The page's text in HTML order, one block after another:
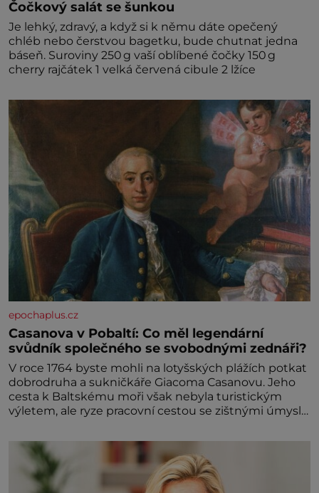
Čočkový salát se šunkou
Je lehký, zdravý, a když si k němu dáte opečený
chléb nebo čerstvou bagetku, bude chutnat jedna
báseň. Suroviny 250 g vaší oblíbené čočky 150 g
cherry rajčátek 1 velká červená cibule 2 lžíce
epochaplus.cz
Casanova v Pobaltí: Co měl legendární
svůdník společného se svobodnými zednáři?
V roce 1764 byste mohli na lotyšských plážích potkat
dobrodruha a sukničkáře Giacoma Casanovu. Jeho
cesta k Baltskému moři však nebyla turistickým
výletem, ale ryze pracovní cestou se zištnými úmysly.
procházel uličkami lotyšské Rigy? Casanova v Pobaltí
kontaktoval tamní zednářské lóže. Nebyl v této
oblasti žádným nováčkem, protože do zednářské